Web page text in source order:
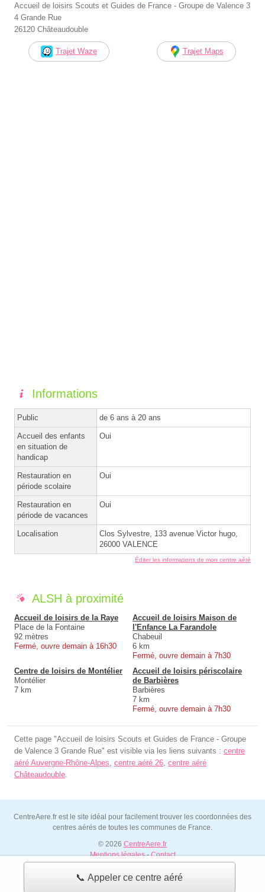
📞 Appeler ce centre aéré
Accueil de loisirs Scouts et Guides de France - Groupe de Valence 3
4 Grande Rue
26120 Châteaudouble
Trajet Waze Trajet Maps
Informations
Public de 6 ans à 20 ans
Accueil des enfants
en situation de
handicap
Oui
Restauration en
période scolaire
Oui
Restauration en
période de vacances
Oui
Localisation
Clos Sylvestre, 133 avenue Victor hugo,
26000 VALENCE
Éditer les informations de mon centre aéré
ALSH à proximité
Accueil de loisirs de la Raye
Place de la Fontaine
92 mètres
Fermé, ouvre demain à 16h30
Accueil de loisirs Maison de
l'Enfance La Farandole
Chabeuil
6 km
Fermé, ouvre demain à 7h30
Centre de loisirs de Montélier
Montélier
7 km
Accueil de loisirs périscolaire
de Barbières
Barbières
7 km
Fermé, ouvre demain à 7h30
Cette page "Accueil de loisirs Scouts et Guides de France - Groupe
de Valence 3 Grande Rue" est visible via les liens suivants : centre
aéré Auvergne-Rhône-Alpes centre aéré 26 centre aéré
Châteaudouble
CentreAere.fr est le site idéal pour facilement trouver les coordonnées des
centres aérés de toutes les communes de France.
© 2026 CentreAere.fr
Mentions légales-Contact